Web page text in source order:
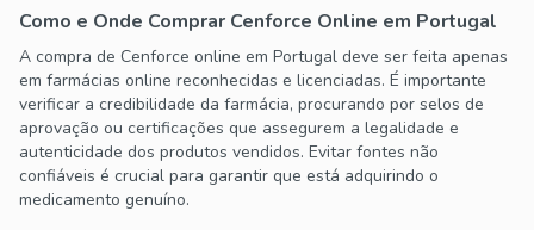
Como e Onde Comprar Cenforce Online em Portugal
A compra de Cenforce online em Portugal deve ser feita apenas
em farmácias online reconhecidas e licenciadas. É importante
verificar a credibilidade da farmácia, procurando por selos de
aprovação ou certificações que assegurem a legalidade e
autenticidade dos produtos vendidos. Evitar fontes não
confiáveis é crucial para garantir que está adquirindo o
medicamento genuíno.